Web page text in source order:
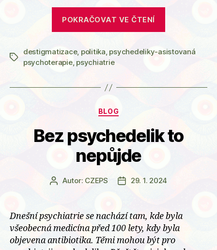
POKRAČOVAT VE ČTENÍ
3.
v
pomoci
s
Štítky
destigmatizace, politika, psychedeliky-asistovaná
psychoterapie, psychiatrie
Rubriky
BLOG
Bez psychedelik to
nepůjde
AutorAutor: CZEPS
Datum
29. 1. 2024
Dnešní psychiatrie se nachází tam, kde byla
všeobecná medicína před 100 lety, kdy byla
objevena antibiotika. Těmi mohou být pro